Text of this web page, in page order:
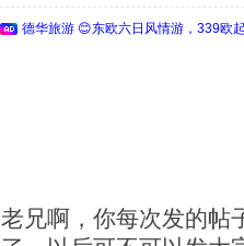
德华旅游 😊东欧六日风情游，339欧
老兄啊，你每次发的帖